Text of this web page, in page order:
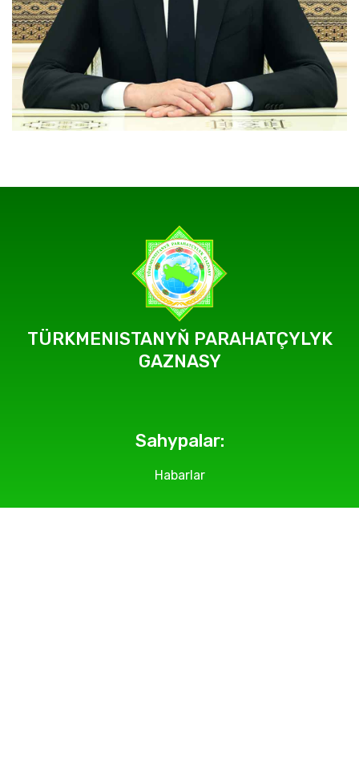
TÜRKMENISTANYŇ PARAHATÇYLYK
GAZNASY
Sahypalar:
Habarlar